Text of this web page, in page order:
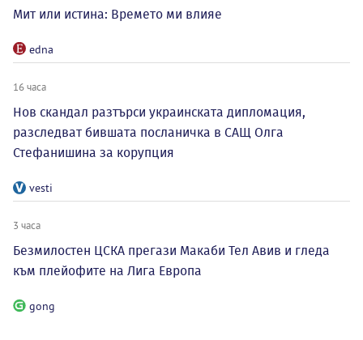
Мит или истина: Времето ми влияе
edna
16 часа
Нов скандал разтърси украинската дипломация,
разследват бившата посланичка в САЩ Олга
Стефанишина за корупция
vesti
3 часа
Безмилостен ЦСКА прегази Макаби Тел Авив и гледа
към плейофите на Лига Европа
gong